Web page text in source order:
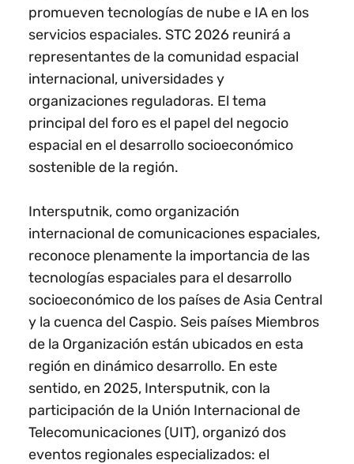
promueven tecnologías de nube e IA en los
servicios espaciales. STC 2026 reunirá a
representantes de la comunidad espacial
internacional, universidades y
organizaciones reguladoras. El tema
principal del foro es el papel del negocio
espacial en el desarrollo socioeconómico
sostenible de la región.
Intersputnik, como organización
internacional de comunicaciones espaciales,
reconoce plenamente la importancia de las
tecnologías espaciales para el desarrollo
socioeconómico de los países de Asia Central
y la cuenca del Caspio. Seis países Miembros
de la Organización están ubicados en esta
región en dinámico desarrollo. En este
sentido, en 2025, Intersputnik, con la
participación de la Unión Internacional de
Telecomunicaciones (UIT), organizó dos
eventos regionales especializados: el